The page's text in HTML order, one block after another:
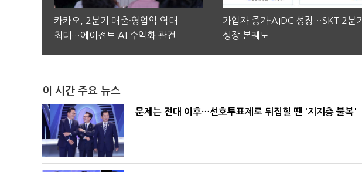
카카오, 2분기 매출·영업익 역대
최대…에이전트 AI 수익화 관건
가입자 증가·AIDC 성장…SKT 2분기
성장 본궤도
이 시간 주요 뉴스
문제는 전대 이후…선호투표제로 뒤집힐 땐 '지지층 불복'